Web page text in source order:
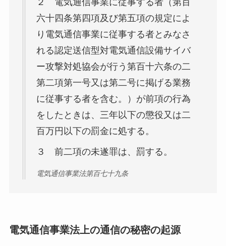
２ 電気通信事業に従事する者（第百
六十四条第四項及び第五項の規定によ
り電気通信事業に従事する者とみなさ
れる認定送信型対電気通信設備サイバ
ー攻撃対処協会が行う第百十六条の二
第二項第一号又は第二号に掲げる業務
に従事する者を含む。）が前項の行為
をしたときは、三年以下の懲役又は二
百万円以下の罰金に処する。
３ 前二項の未遂罪は、罰する。
電気通信事業法第百七十九条
電気通信事業法上の通信の秘密の起源